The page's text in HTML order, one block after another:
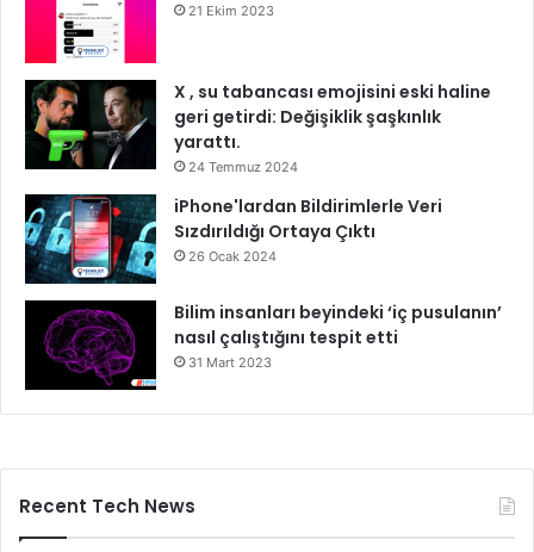
21 Ekim 2023
X , su tabancası emojisini eski haline
geri getirdi: Değişiklik şaşkınlık
yarattı.
24 Temmuz 2024
iPhone'lardan Bildirimlerle Veri
Sızdırıldığı Ortaya Çıktı
26 Ocak 2024
Bilim insanları beyindeki ‘iç pusulanın’
nasıl çalıştığını tespit etti
31 Mart 2023
Recent Tech News